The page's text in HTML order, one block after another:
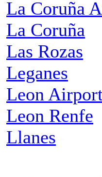
La Coruña
La Coruña
Las Rozas
Leganes
Leon
Leon Renfe
Llanes